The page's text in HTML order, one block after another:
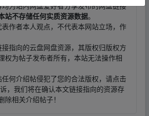
为站内网盘爱好者分享发布的网盘链接
站不存储任何实质资源数据。
作者本人观点，不代表本网站立场，作
指向的云盘网盘资源，其版权归版权方
权为帖子发布者所有，本站无法操作相
何介绍帖侵犯了您的合法版权，请点击
，我们将在确认本文链接指向的资源存
相关介绍帖子！